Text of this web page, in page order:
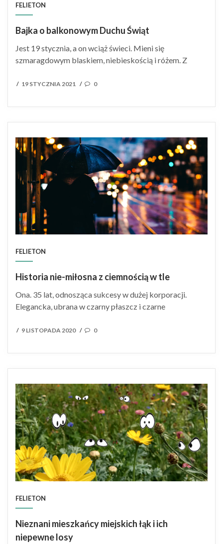
FELIETON
Bajka o balkonowym Duchu Świąt
Jest 19 stycznia, a on wciąż świeci. Mieni się
szmaragdowym blaskiem, niebieskością i różem. Z
/ POSTED
19 STYCZNIA 2021 / 0
FELIETON
Historia nie-miłosna z ciemnością w tle
Ona. 35 lat, odnosząca sukcesy w dużej korporacji.
Elegancka, ubrana w czarny płaszcz i czarne
/ POSTED
9 LISTOPADA 2020 / 0
FELIETON
Nieznani mieszkańcy miejskich łąk i ich
niepewne losy